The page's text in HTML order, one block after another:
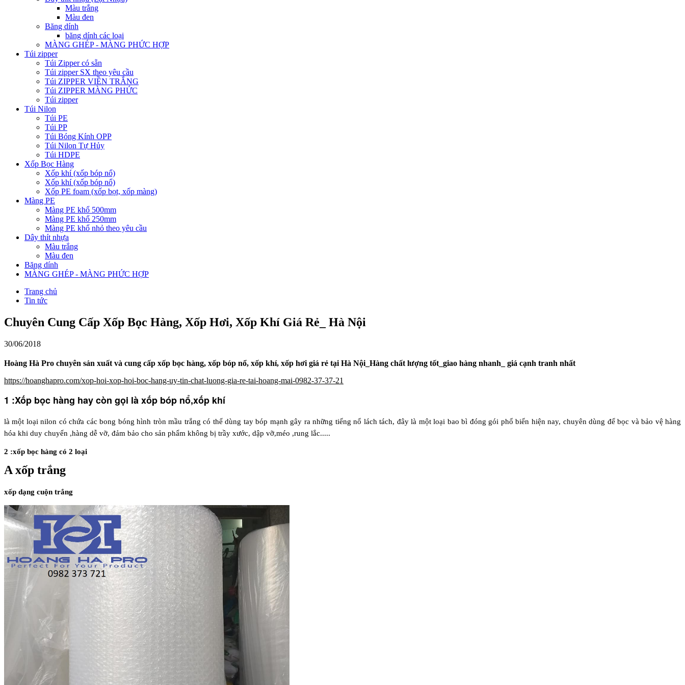
Màu trắng
Màu đen
Băng dính
băng dính các loại
MÀNG GHÉP - MÀNG PHỨC HỢP
Túi zipper
Túi Zipper có sẵn
Túi zipper SX theo yêu cầu
Túi ZIPPER VIỀN TRẮNG
Túi ZIPPER MÀNG PHỨC
Túi zipper
Túi Nilon
Túi PE
Túi PP
Túi Bóng Kính OPP
Túi Nilon Tự Hủy
Túi HDPE
Xốp Bọc Hàng
Xốp khí (xốp bóp nổ)
Xốp khí (xốp bóp nổ)
Xốp PE foam (xốp bọt, xốp màng)
Màng PE
Màng PE khổ 500mm
Màng PE khổ 250mm
Màng PE khổ nhỏ theo yêu cầu
Dây thít nhựa
Màu trắng
Màu đen
Băng dính
MÀNG GHÉP - MÀNG PHỨC HỢP
Trang chủ
Tin tức
Chuyên Cung Cấp Xốp Bọc Hàng, Xốp Hơi, Xốp Khí Giá Rẻ_ Hà Nội
30/06/2018
Hoàng Hà Pro chuyên sản xuất và cung cấp xốp bọc hàng, xốp bóp nổ, xốp khí, xốp hơi giá rẻ tại Hà Nội_Hàng chất lượng tốt_giao hàng nhanh_ giá cạnh tranh nhất
https://hoanghapro.com/xop-hoi-xop-hoi-boc-hang-uy-tin-chat-luong-gia-re-tai-hoang-mai-0982-37-37-21
1 :Xốp bọc hàng hay còn gọi là xốp bóp nổ,xốp khí
là một loại nilon có chứa các bong bóng hình tròn mầu trắng có thể dùng tay bóp mạnh gây ra những tiếng nổ lách tách, đây là một loại bao bì đóng gói phổ biến hiện nay, chuyên dùng để bọc và bảo vệ hàng
hóa khi duy chuyển ,hàng dễ vỡ, đảm bảo cho sản phẩm không bị trầy xước, dập vỡ,méo ,rung lắc.....
2 :xốp bọc hàng có 2 loại
A xốp trắng
xốp dạng cuộn trắng